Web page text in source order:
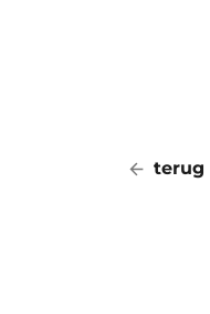
terug